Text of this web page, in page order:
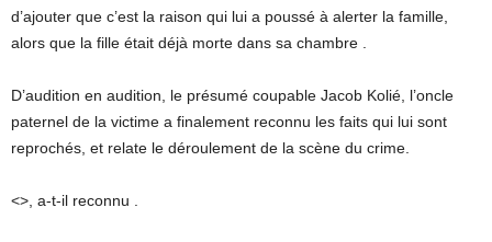
d’ajouter que c’est la raison qui lui a poussé à alerter la famille,
alors que la fille était déjà morte dans sa chambre .
D’audition en audition, le présumé coupable Jacob Kolié, l’oncle
paternel de la victime a finalement reconnu les faits qui lui sont
reprochés, et relate le déroulement de la scène du crime.
<>, a-t-il reconnu .